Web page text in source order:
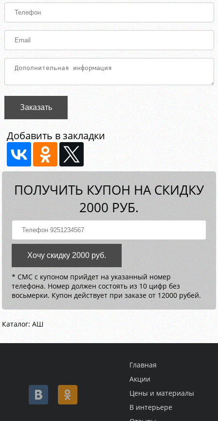
Заказать
Добавить в закладки
ПОЛУЧИТЬ КУПОН НА СКИДКУ
2000 РУБ.
Хочу скидку 2000 руб.
* СМС с купоном прийдет на указанный номер
телефона. Номер должен состоять из 10 цифр без
восьмерки. Купон действует при заказе от 12000 рубей.
Каталог: АШ
Главная
Акции
Цены и материалы
В интерьере